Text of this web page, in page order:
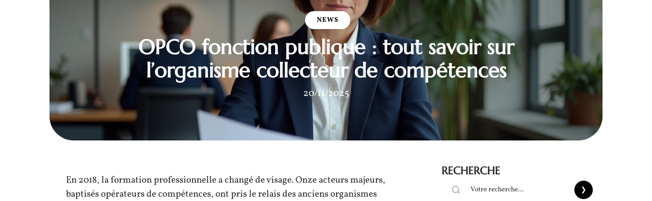
NEWS
OPCO fonction publique : tout savoir sur
l’organisme collecteur de compétences
20/11/2025
En 2018, la formation professionnelle a changé de visage. Onze acteurs majeurs,
baptisés opérateurs de compétences, ont pris le relais des anciens organismes
RECHERCHE